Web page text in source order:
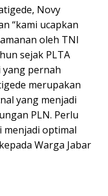
Novy
“kami ucapkan
oleh TNI
sejak PLTA
yang pernah
merupakan
yang menjadi
PLN. Perlu
menjadi optimal
Warga Jabar